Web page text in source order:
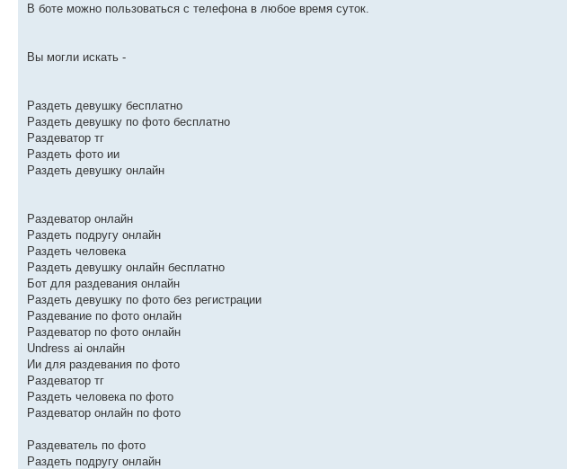
В боте можно пользоваться с телефона в любое время суток.
Вы могли искать -
Раздеть девушку бесплатно
Раздеть девушку по фото бесплатно
Раздеватор тг
Раздеть фото ии
Раздеть девушку онлайн
Раздеватор онлайн
Раздеть подругу онлайн
Раздеть человека
Раздеть девушку онлайн бесплатно
Бот для раздевания онлайн
Раздеть девушку по фото без регистрации
Раздевание по фото онлайн
Раздеватор по фото онлайн
Undress ai онлайн
Ии для раздевания по фото
Раздеватор тг
Раздеть человека по фото
Раздеватор онлайн по фото
Раздеватель по фото
Раздеть подругу онлайн